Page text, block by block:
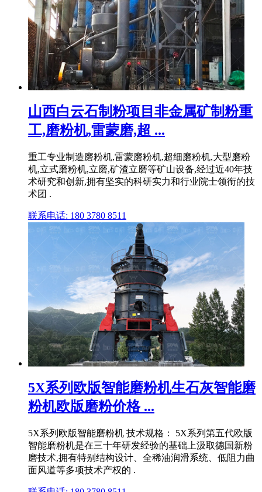
山西白云石制粉项目非金属矿制粉重
工,磨粉机,雷蒙磨,超 ...
重工专业制造磨粉机,雷蒙磨粉机,超细磨粉机,大型磨粉
机,立式磨粉机,立磨,矿渣立磨等矿山设备,经过近40年技
术研究和创新,拥有坚实的科研实力和行业院士领衔的技
术团 .
联系电话: 180 3780 8511
5X系列欧版智能磨粉机生石灰智能磨
粉机欧版磨粉价格 ...
5X系列欧版智能磨粉机 技术规格： 5X系列第五代欧版
智能磨粉机是在三十年研发经验的基础上汲取德国新粉
磨技术,拥有特别结构设计、全稀油润滑系统、低阻力曲
面风道等多项技术产权的 .